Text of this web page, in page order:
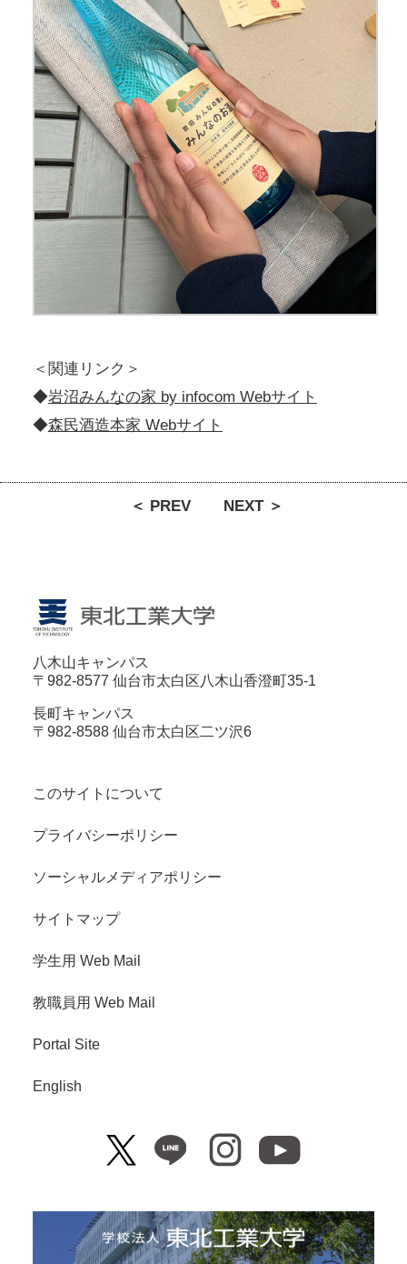
＜関連リンク＞
◆岩沼みんなの家 by infocom Webサイト
◆森民酒造本家 Webサイト
＜ PREV NEXT ＞
八木山キャンパス
〒982-8577 仙台市太白区八木山香澄町35-1
長町キャンパス
〒982-8588 仙台市太白区二ツ沢6
このサイトについて
プライバシーポリシー
ソーシャルメディアポリシー
サイトマップ
学生用 Web Mail
教職員用 Web Mail
Portal Site
English